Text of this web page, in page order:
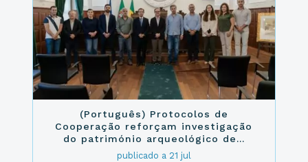
(Português) Protocolos de
Cooperação reforçam investigação
do património arqueológico de...
publicado a 21 jul